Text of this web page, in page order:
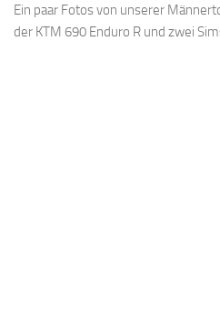
Ein paar Fotos von unserer
der KTM 690 Enduro R und zwei